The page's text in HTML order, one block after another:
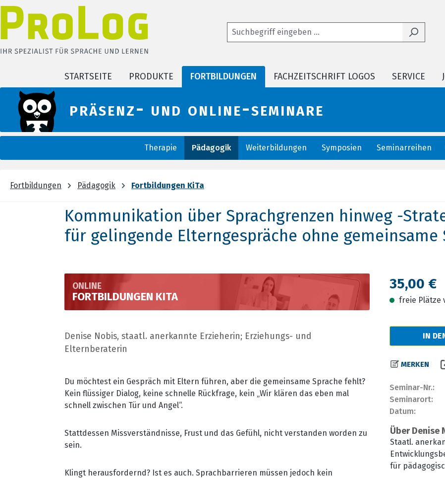
Hauptinhalt springen
Zur Suche springen
Zur Hauptnavigation springen
STARTSEITE PRODUKTE FORTBILDUNGEN FACHZEITSCHRIFT LOGOS SERVICE
präsenz- und online-seminare
Therapie Pädagogik Weiterbildungen Symposien Seminarreihen
Fortbildungen Pädagogik Fortbildungen KiTa
Kommunikation über Sprachgrenzen hinweg -
für gelingende Elterngespräche ohne gemeinsame
ONLINE
FORTBILDUNGEN KITA
Denise Nobis, staatl. anerkannte Erzieherin; Erziehungs- und
Elternberaterin
Du möchtest ein Gespräch mit Eltern führen, aber die gemeinsame Sprache fehlt?
Kein flüssiger Dialog, keine schnelle Rückfrage, kein „Wir klären das eben mal
schnell zwischen Tür und Angel“.
Stattdessen Missverständnisse, Frust und das Gefühl, nicht verstanden worden zu
sein.
Klingt herausfordernd? Ist es auch. Sprachbarrieren müssen jedoch kein
Regulärer Preis:
35,00 €
freie Plätze
IN
MERKEN
Seminar-Nr.:
Seminarort:
Datum:
Über Denise
Staatl.
für